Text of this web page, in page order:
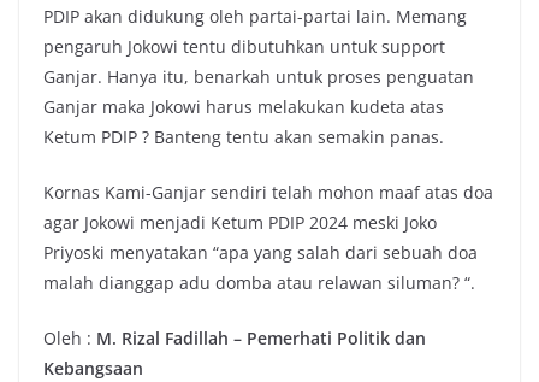
PDIP akan didukung oleh partai-partai lain. Memang
pengaruh Jokowi tentu dibutuhkan untuk support
Ganjar. Hanya itu, benarkah untuk proses penguatan
Ganjar maka Jokowi harus melakukan kudeta atas
Ketum PDIP ? Banteng tentu akan semakin panas.
Kornas Kami-Ganjar sendiri telah mohon maaf atas doa
agar Jokowi menjadi Ketum PDIP 2024 meski Joko
Priyoski menyatakan “apa yang salah dari sebuah doa
malah dianggap adu domba atau relawan siluman? “.
Oleh : M. Rizal Fadillah – Pemerhati Politik dan
Kebangsaan